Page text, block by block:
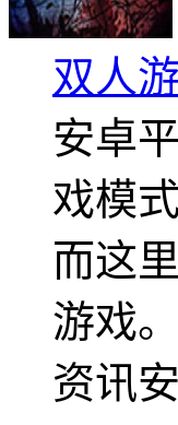
双人
安卓
戏模
而这
游戏
资讯